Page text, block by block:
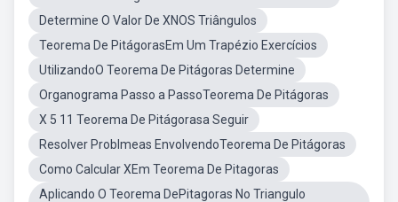
Determine O Valor De XNOS Triângulos
Teorema De PitágorasEm Um Trapézio Exercícios
UtilizandoO Teorema De Pitágoras Determine
Organograma Passo a PassoTeorema De Pitágoras
X 5 11 Teorema De Pitágorasa Seguir
Resolver Problmeas EnvolvendoTeorema De Pitágoras
Como Calcular XEm Teorema De Pitagoras
Aplicando O Teorema DePitagoras No Triangulo